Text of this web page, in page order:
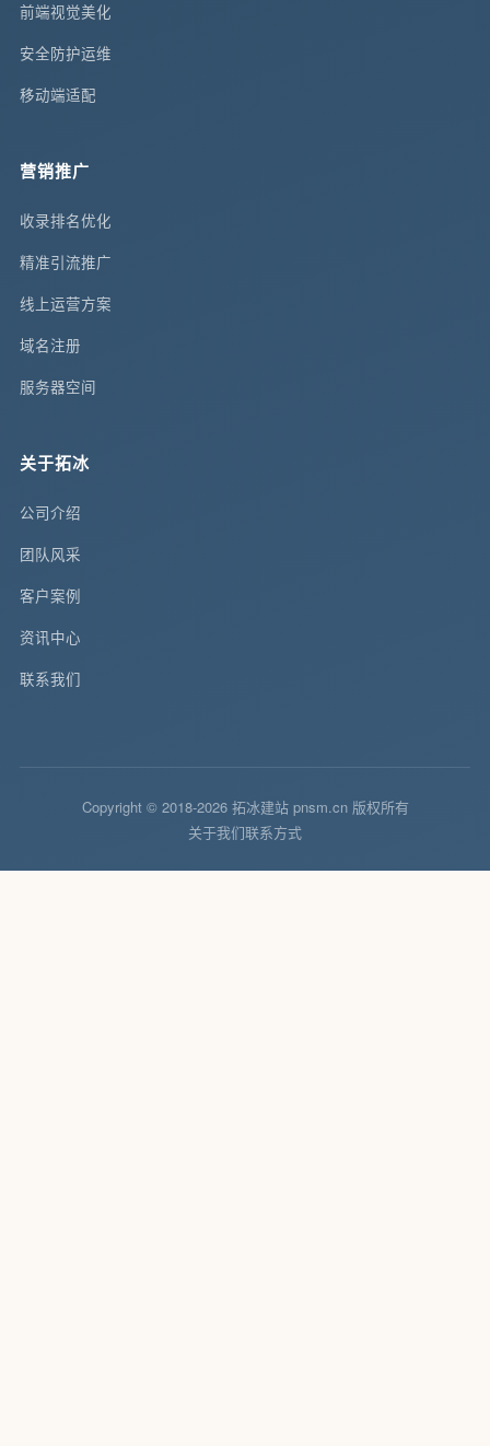
前端视觉美化
安全防护运维
移动端适配
营销推广
收录排名优化
精准引流推广
线上运营方案
域名注册
服务器空间
关于拓冰
公司介绍
团队风采
客户案例
资讯中心
联系我们
Copyright © 2018-2026 拓冰建站 pnsm.cn 版权所有
关于我们联系方式